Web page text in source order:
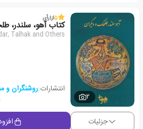
2
5از1رأی
کتاب آهو، سلندر،
Talhak and Others
انتشارات:روشنگران و
جزئیات